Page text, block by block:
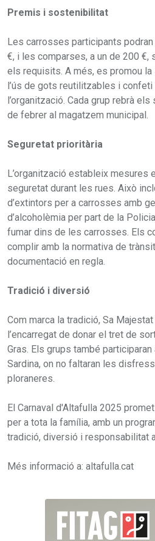
Premis i sostenibilitat
Les carrosses participants
€, i les comparses, a un de 200 €,
els requisits. A més, es promou
l’ús de gots reutilitzables i
l’organització. Cada grup rebrà
de febrer al magatzem municipal.
Seguretat prioritària
L’organització estableix mesures
seguretat durant les rues. Això
d’extintors per a carrosses amb
d’alcoholèmia per part de la
fumar dins de les carrosses. Els
complir amb la normativa de
documentació en regla.
Tradició i diversió
Com marca la tradició, Sa
l’encarregat de donar el tret de
Gras. Els grups també participaran
Sardina, on no faltaran les
ploraneres.
El Carnaval d'Altafulla 2025
per a tota la família, amb un
tradició, diversió i responsabilitat
Més informació a: altafulla.cat